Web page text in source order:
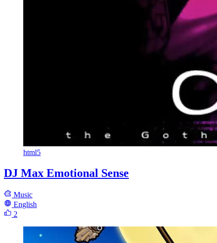
html5
DJ Max Emotional Sense
Music
English
2